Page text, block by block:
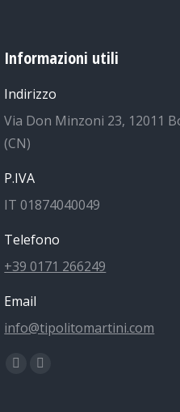
Informazioni utili
Indirizzo
Via Don Minzoni 23, 12011
(CN)
P.IVA
IT 01874040049
Telefono
+39 0171 266249
Email
info@tipolitomartini.com
Find us on: